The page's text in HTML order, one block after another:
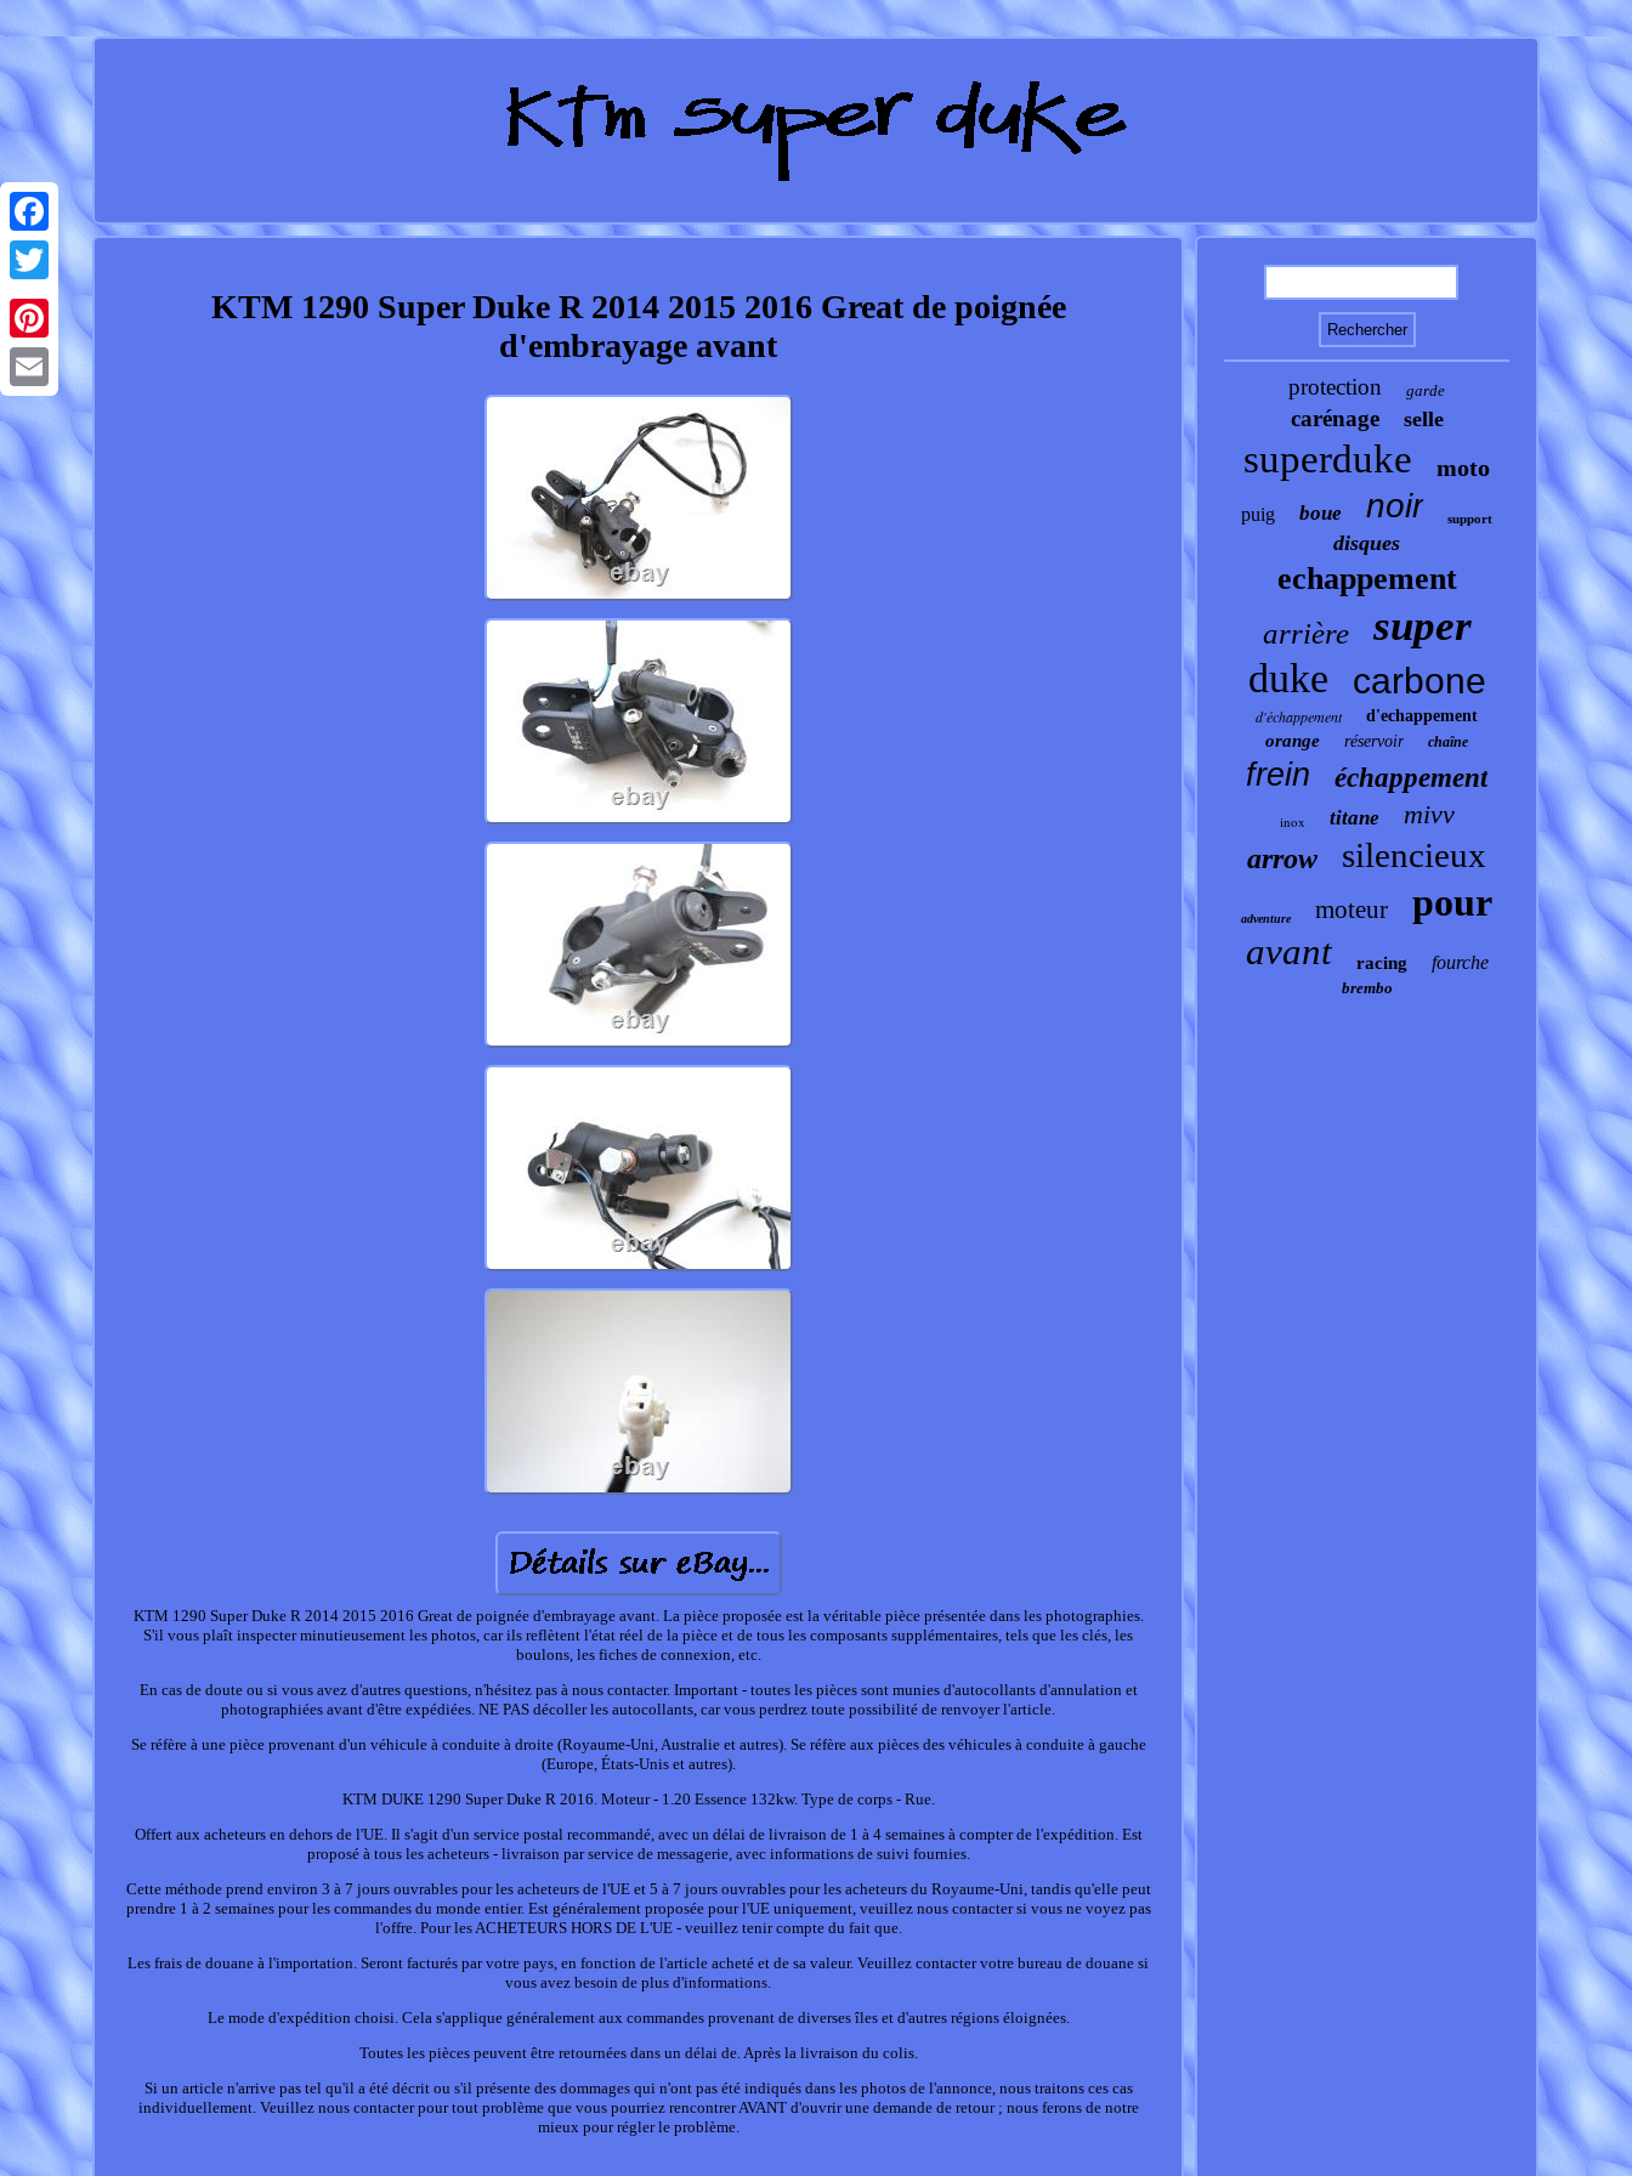
Facebook
Twitter
Pinterest
Email
KTM 1290 Super Duke R 2014 2015 2016 Great de poignée
d'embrayage avant
KTM 1290 Super Duke R 2014 2015 2016 Great de poignée d'embrayage avant. La pièce proposée est la véritable pièce présentée dans les photographies.
S'il vous plaît inspecter minutieusement les photos, car ils reflètent l'état réel de la pièce et de tous les composants supplémentaires, tels que les clés, les
boulons, les fiches de connexion, etc.
En cas de doute ou si vous avez d'autres questions, n'hésitez pas à nous contacter. Important - toutes les pièces sont munies d'autocollants d'annulation et
photographiées avant d'être expédiées. NE PAS décoller les autocollants, car vous perdrez toute possibilité de renvoyer l'article.
Se réfère à une pièce provenant d'un véhicule à conduite à droite (Royaume-Uni, Australie et autres). Se réfère aux pièces des véhicules à conduite à gauche
(Europe, États-Unis et autres).
KTM DUKE 1290 Super Duke R 2016. Moteur - 1.20 Essence 132kw. Type de corps - Rue.
Offert aux acheteurs en dehors de l'UE. Il s'agit d'un service postal recommandé, avec un délai de livraison de 1 à 4 semaines à compter de l'expédition. Est
proposé à tous les acheteurs - livraison par service de messagerie, avec informations de suivi fournies.
Cette méthode prend environ 3 à 7 jours ouvrables pour les acheteurs de l'UE et 5 à 7 jours ouvrables pour les acheteurs du Royaume-Uni, tandis qu'elle peut
prendre 1 à 2 semaines pour les commandes du monde entier. Est généralement proposée pour l'UE uniquement, veuillez nous contacter si vous ne voyez pas
l'offre. Pour les ACHETEURS HORS DE L'UE - veuillez tenir compte du fait que.
Les frais de douane à l'importation. Seront facturés par votre pays, en fonction de l'article acheté et de sa valeur. Veuillez contacter votre bureau de douane si
vous avez besoin de plus d'informations.
Le mode d'expédition choisi. Cela s'applique généralement aux commandes provenant de diverses îles et d'autres régions éloignées.
Toutes les pièces peuvent être retournées dans un délai de. Après la livraison du colis.
Si un article n'arrive pas tel qu'il a été décrit ou s'il présente des dommages qui n'ont pas été indiqués dans les photos de l'annonce, nous traitons ces cas
individuellement. Veuillez nous contacter pour tout problème que vous pourriez rencontrer AVANT d'ouvrir une demande de retour ; nous ferons de notre
mieux pour régler le problème.
protection garde
carénage selle
superduke moto
puig boue noir support
disques
echappement
arrière super
duke carbone
d'échappement d'echappement
orange réservoir chaîne
frein échappement
inox titane mivv
arrow silencieux
adventure moteur pour
avant racing fourche
brembo